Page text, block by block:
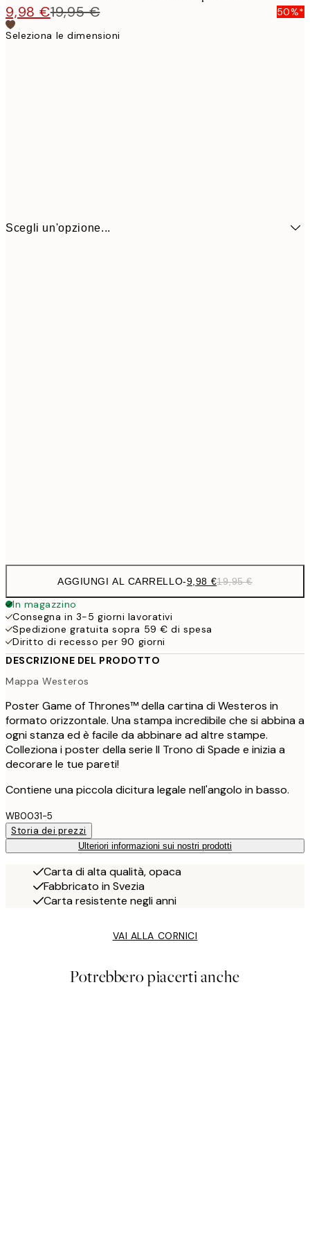
9,98 €19,95 €
50%*
Seleziona le dimensioni
Scegli un'opzione...
AGGIUNGI AL CARRELLO-9,98 €19,95 €
In magazzino
Consegna in 3-5 giorni lavorativi
Spedizione gratuita sopra 59 € di spesa
Diritto di recesso per 90 giorni
DESCRIZIONE DEL PRODOTTO
Mappa Westeros
Poster Game of Thrones™ della cartina di Westeros in
formato orizzontale. Una stampa incredibile che si abbina a
ogni stanza ed è facile da abbinare ad altre stampe.
Colleziona i poster della serie Il Trono di Spade e inizia a
decorare le tue pareti!
Contiene una piccola dicitura legale nell'angolo in basso.
WB0031-5
Storia dei prezzi
Ulteriori informazioni sui nostri prodotti
Carta di alta qualità, opaca
Fabbricato in Svezia
Carta resistente negli anni
VAI ALLA CORNICI
Potrebbero piacerti anche